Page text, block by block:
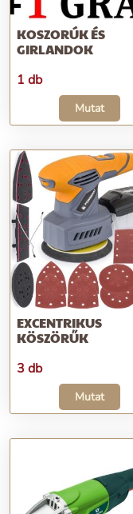
KOSZORÚK ÉS
GIRLANDOK
1 db
Mutat
EXCENTRIKUS
KÖSZÖRŰK
3 db
Mutat